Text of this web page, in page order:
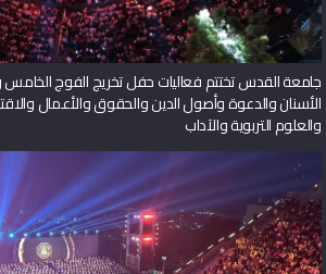
جامعة القدس تختتم فعاليات حفل تخريج الفوج الخامس
الأسنان والدعوة وأصول الدين والحقوق والأعمال
والعلوم التربوية والآداب